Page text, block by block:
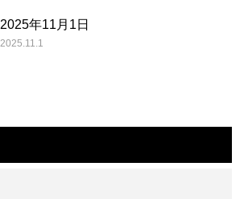
2025年11月1日
2025.11.1